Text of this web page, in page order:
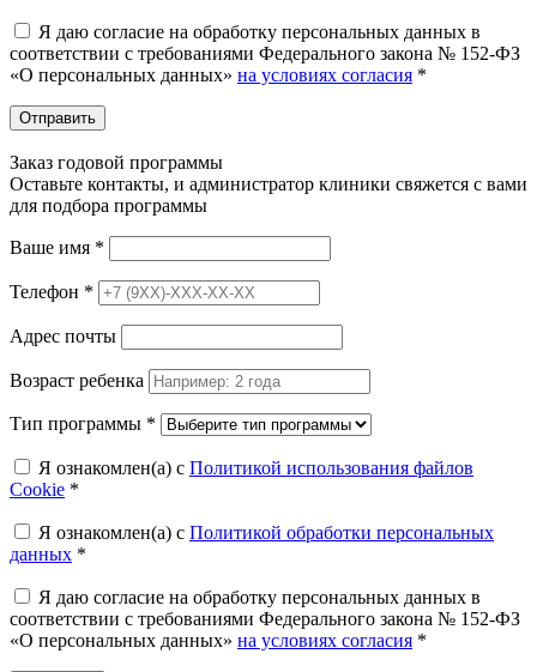
Я даю согласие на обработку персональных данных в
соответствии с требованиями Федерального закона № 152-ФЗ
«О персональных данных» на условиях согласия *
Отправить
Заказ годовой программы
Оставьте контакты, и администратор клиники свяжется с вами
для подбора программы
Ваше имя *
Телефон *
Адрес почты
Возраст ребенка
Тип программы *
Я ознакомлен(а) с Политикой использования файлов
Cookie *
Я ознакомлен(а) с Политикой обработки персональных
данных *
Я даю согласие на обработку персональных данных в
соответствии с требованиями Федерального закона № 152-ФЗ
«О персональных данных» на условиях согласия *